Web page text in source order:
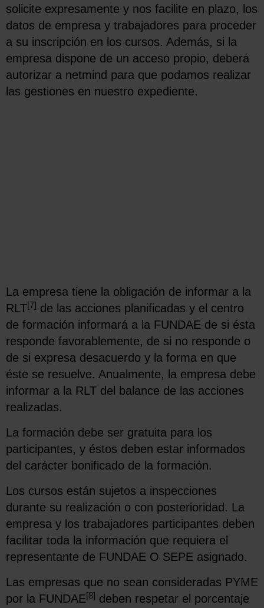
solicite expresamente y nos facilite en plazo, los
datos de empresa y trabajadores para proceder
a su inscripción en los cursos. Además, si la
empresa dispone de un acceso propio, deberá
autorizar a netmind para que podamos realizar
las gestiones en nuestro expediente.
La empresa tiene la obligación de informar a la
RLT[7] de las acciones planificadas y el centro
de formación informará a la FUNDAE de si ésta
responde favorablemente, de si no responde o
de si expresa desacuerdo y la forma en que
éste se resuelve. Anualmente, la empresa debe
informar a la RLT del balance de las acciones
realizadas.
La formación debe ser gratuita para los
participantes, y éstos deben estar informados
del carácter bonificado de la formación.
Los cursos están sujetos a inspecciones
durante su realización o con posterioridad. La
empresa y los trabajadores participantes deben
facilitar toda la información que requiera el
representante de FUNDAE O SEPE asignado.
Las empresas que no sean consideradas PYME
por la FUNDAE[8] deben respetar el porcentaje